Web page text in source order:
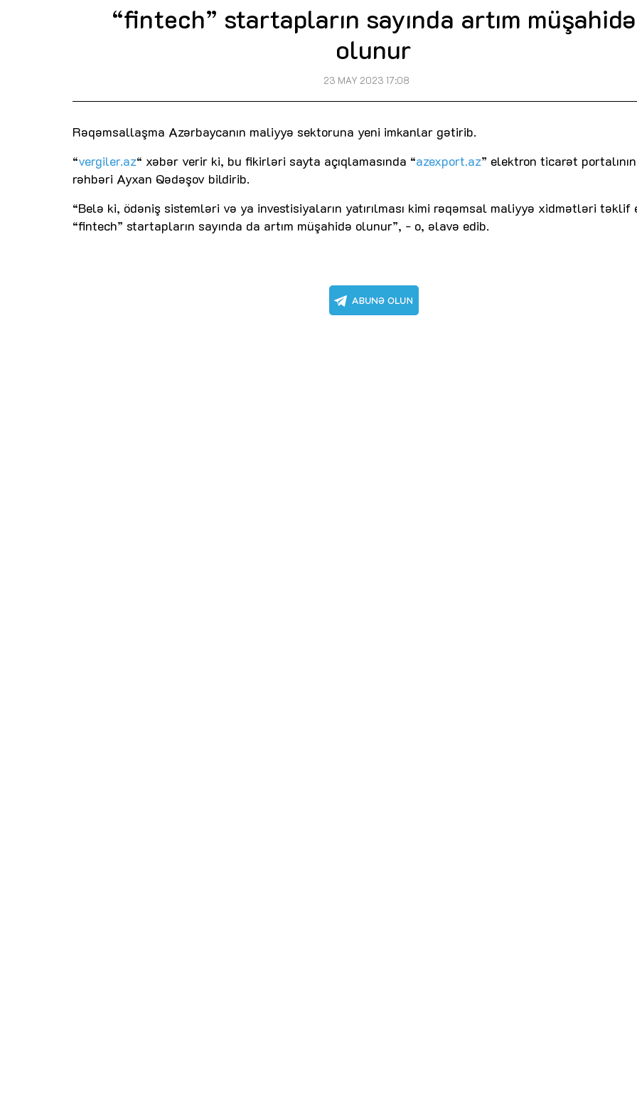
“fintech” startapların sayında artım müşahidə
olunur
23 MAY 2023 17:08
Rəqəmsallaşma Azərbaycanın maliyyə sektoruna yeni imkanlar gətirib.
“vergiler.az“ xəbər verir ki, bu fikirləri sayta açıqlamasında “azexport.az” elektron ticarət portalının
rəhbəri Ayxan Qədəşov bildirib.
“Belə ki, ödəniş sistemləri və ya investisiyaların yatırılması kimi rəqəmsal maliyyə xidmətləri təklif
“fintech” startapların sayında da artım müşahidə olunur”, - o, əlavə edib.